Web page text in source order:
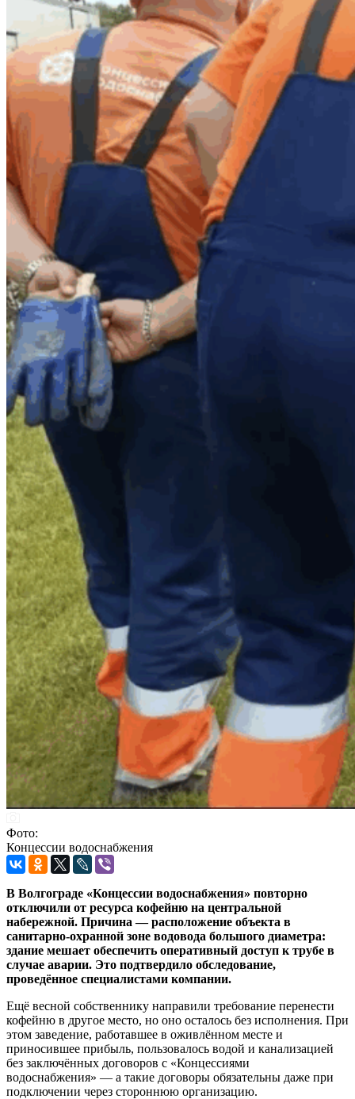
Фото:
Концессии водоснабжения
В Волгограде «Концессии водоснабжения» повторно
отключили от ресурса кофейню на центральной
набережной. Причина — расположение объекта в
санитарно‑охранной зоне водовода большого диаметра:
здание мешает обеспечить оперативный доступ к трубе в
случае аварии. Это подтвердило обследование,
проведённое специалистами компании.
Ещё весной собственнику направили требование перенести
кофейню в другое место, но оно осталось без исполнения. При
этом заведение, работавшее в оживлённом месте и
приносившее прибыль, пользовалось водой и канализацией
без заключённых договоров с «Концессиями
водоснабжения» — а такие договоры обязательны даже при
подключении через стороннюю организацию.